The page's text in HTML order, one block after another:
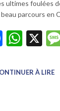
ultimes foulées
beau parcours en
X
À LIRE